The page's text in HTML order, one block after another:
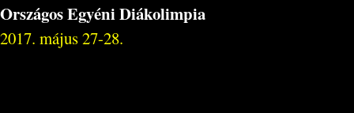
Országos Egyéni Diákolimpia
2017. május 27-28.